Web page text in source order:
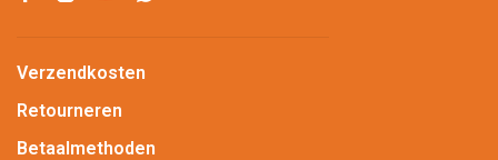
Verzendkosten
Retourneren
Betaalmethoden